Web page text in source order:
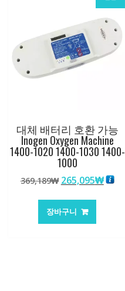
대체 배터리 호환 가능
Inogen Oxygen Machine
1400-1020 1400-1030 1400-
1000
369,189₩ 원
가
격:
265,095₩현
장바구니